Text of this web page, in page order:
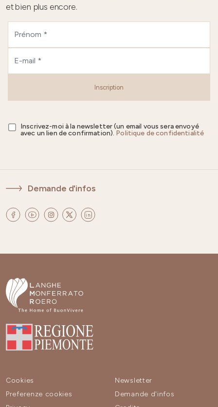
et bien plus encore.
Inscription
Inscrivez-moi à la newsletter (un email vous sera envoyé
avec un lien de confirmation). Politique de confidentialité
Demande d'infos
Cookies
Preferenze cookies
Newsletter
Demande d'infos